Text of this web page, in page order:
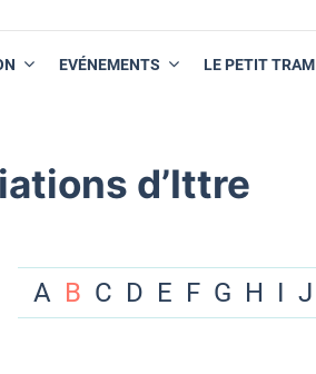
EVÉNEMENTS LE PETIT TRAM
d’Ittre
A B C D E F G H I J